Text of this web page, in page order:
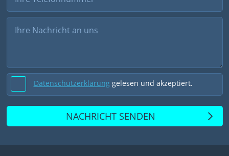
Datenschutzerklärung gelesen und akzeptiert.
NACHRICHT SENDEN